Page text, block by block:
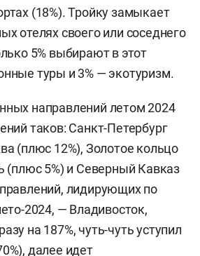
(18%). Тройку замыкает
отелях своего или соседнего
5% выбирают в этот
туры и 3% — экотуризм.
направлений летом 2024
таков: Санкт-Петербург
(плюс 12%), Золотое кольцо
(плюс 5%) и Северный Кавказ
лидирующих по
2024, — Владивосток,
на 187%, чуть-чуть уступил
далее идет